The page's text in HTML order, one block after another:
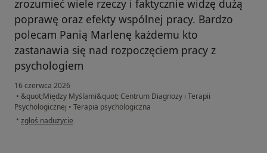
zrozumieć wiele rzeczy i faktycznie widzę dużą
poprawę oraz efekty wspólnej pracy. Bardzo
polecam Panią Marlenę każdemu kto
zastanawia się nad rozpoczęciem pracy z
psychologiem
16 czerwca 2026
• &quot;Między Myślami&quot; Centrum Diagnozy i Terapii
Psychologicznej • Terapia psychologiczna
• w opinii użytkownika zuzanna
zgłoś nadużycie